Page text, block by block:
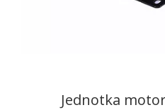
Jednotka